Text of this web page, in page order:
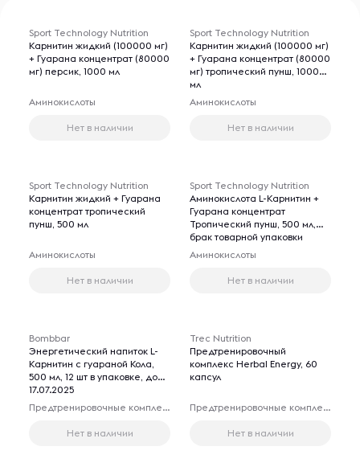
Sport Technology Nutrition
Карнитин жидкий (100000 мг)
+ Гуарана концентрат (80000
мг) персик, 1000 мл
Аминокислоты
Нет в наличии
Sport Technology Nutrition
Карнитин жидкий (100000 мг)
+ Гуарана концентрат (80000
мг) тропический пунш, 1000
мл
Аминокислоты
Нет в наличии
Sport Technology Nutrition
Карнитин жидкий + Гуарана
концентрат тропический
пунш, 500 мл
Аминокислоты
Нет в наличии
Sport Technology Nutrition
Аминокислота L-Карнитин +
Гуарана концентрат
Тропический пунш, 500 мл,
брак товарной упаковки
Аминокислоты
Нет в наличии
Bombbar
Энергетический напиток L-
Карнитин с гуараной Кола,
500 мл, 12 шт в упаковке, до
17.07.2025
Предтренировочные комплексы
Нет в наличии
Trec Nutrition
Предтренировочный
комплекс Herbal Energy, 60
капсул
Предтренировочные комплексы
Нет в наличии